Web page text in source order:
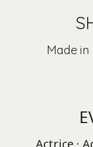
Made
Actrice ·